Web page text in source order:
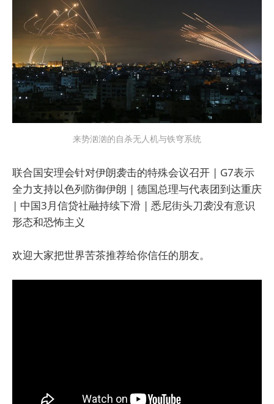
来势汹汹的自杀无人机与铁穹系统
联合国安理会针对伊朗袭击的特殊会议召开 | G7表示
全力支持以色列防御伊朗 | 德国总理与代表团到达重庆
| 中国3月信贷社融持续下滑 | 悉尼街头刀袭没有意识
形态和恐怖主义
欢迎大家把世界苦茶推荐给你信任的朋友。